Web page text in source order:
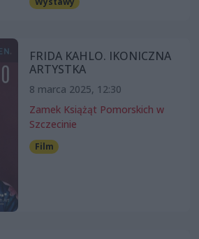
FRIDA KAHLO. IKONICZNA
ARTYSTKA
8 marca 2025, 12:30
Zamek Książąt Pomorskich w
Szczecinie
Film